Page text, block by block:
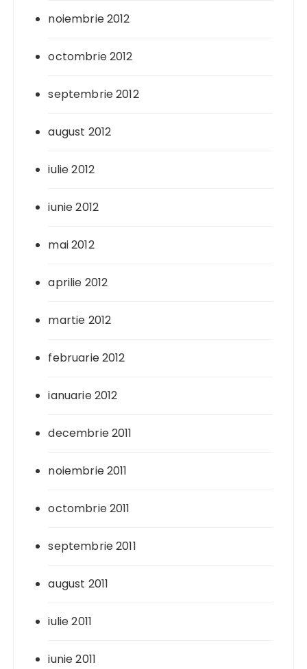
noiembrie 2012
octombrie 2012
septembrie 2012
august 2012
iulie 2012
iunie 2012
mai 2012
aprilie 2012
martie 2012
februarie 2012
ianuarie 2012
decembrie 2011
noiembrie 2011
octombrie 2011
septembrie 2011
august 2011
iulie 2011
iunie 2011